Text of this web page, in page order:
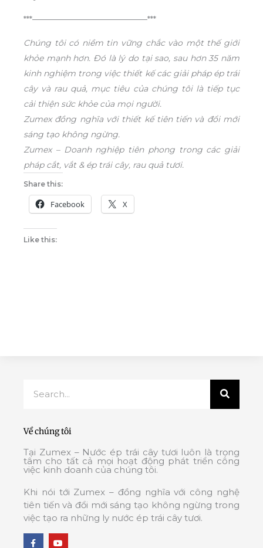
***——————————————***
Chúng tôi có niềm tin vững chắc vào một thế giới
khỏe mạnh hơn. Đó là lý do tại sao, sau hơn 35 năm
kinh nghiệm trong việc thiết kế các giải pháp ép trái
cây và rau quả, mục tiêu của chúng tôi là tiếp tục
cải thiện sức khỏe của mọi người.
Zumex đồng nghĩa với thiết kế tiên tiến và đổi mới
sáng tạo không ngừng.
Zumex – Doanh nghiệp tiên phong trong các giải
pháp cắt, vắt & ép trái cây, rau quả tươi.
Share this:
Facebook X
Like this:
Về chúng tôi
Tại Zumex – Nước ép trái cây tươi luôn là trọng
tâm cho tất cả mọi hoạt động phát triển công
việc kinh doanh của chúng tôi.
Khi nói tới Zumex – đồng nghĩa với công nghệ
tiên tiến và đổi mới sáng tạo không ngừng trong
việc tạo ra những ly nước ép trái cây tươi.
F
a
Y
o